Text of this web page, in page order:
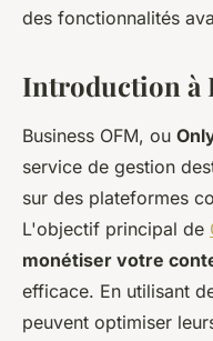
des fonctionnalités
Introduction à
Business OFM, ou
service de gestion
sur des plateformes
L'objectif principal de
monétiser votre
efficace. En utilisant
peuvent optimiser